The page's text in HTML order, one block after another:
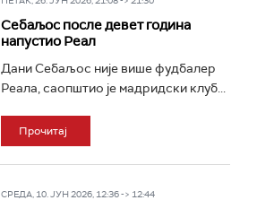
Себаљос после девет година
напустио Реал
Дани Себаљос није више фудбалер
Реала, саопштио је мадридски клуб...
Прочитај
СРЕДА, 10. ЈУН 2026, 12:36 -> 12:44